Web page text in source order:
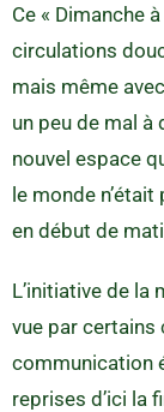
Ce « Dimanche
circulations
mais même
un peu de mal
nouvel espace
le monde
en début de
L’initiative de la
vue par
communication
reprises d’ici la